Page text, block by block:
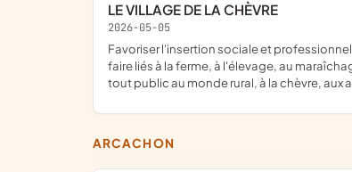
LE VILLAGE DE LA CHÈVRE
2026-05-05
favoriser l'insertion sociale et professionnelle, la remobilisation et la découverte des métiers agricoles et ruraux ; promouvoir la valorisation paysanne, la transmission des savoir-
faire liés à la ferme, à l'élevage, au
tout public au monde rural, à la chèvre, aux
ARCACHON